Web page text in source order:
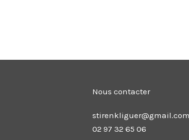
Nous contacter
stirenkliguer@gmail.com
02 97 32 65 06